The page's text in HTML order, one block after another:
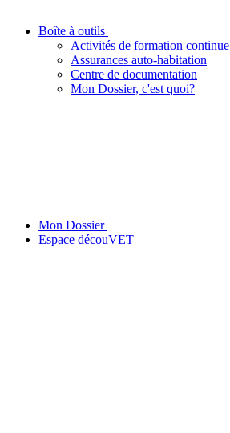
Boîte à outils
Activités de formation continue
Assurances auto-habitation
Centre de documentation
Mon Dossier, c'est quoi?
Mon Dossier
Espace découVET